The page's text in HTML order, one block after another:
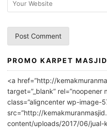
A
l
r
n
PROMO KARPET MASJID
<a href=”http://
target=”_blank” rel=”noopener
class=”aligncenter wp-image-
src=”http://
content/uploads/2017/06/